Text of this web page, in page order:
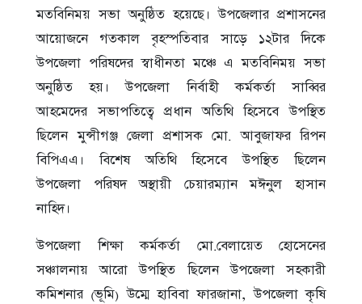
মতবিনিময় সভা অনুষ্ঠিত হয়েছে। উপজেলার প্রশাসনের
আয়োজনে গতকাল বৃহস্পতিবার সাড়ে ১২টার দিকে
উপজেলা পরিষদের স্বাধীনতা মঞ্চে এ মতবিনিময় সভা
অনুষ্ঠিত হয়। উপজেলা নির্বাহী কর্মকর্তা সাব্বির
আহমেদের সভাপতিত্বে প্রধান অতিথি হিসেবে উপস্থিত
ছিলেন মুন্সীগঞ্জ জেলা প্রশাসক মো. আবুজাফর রিপন
বিপিএএ। বিশেষ অতিথি হিসেবে উপস্থিত ছিলেন
উপজেলা পরিষদ অস্থায়ী চেয়ারম্যান মঈনুল হাসান
নাহিদ।
উপজেলা শিক্ষা কর্মকর্তা মো.বেলায়েত হোসেনের
সঞ্চালনায় আরো উপস্থিত ছিলেন উপজেলা সহকারী
কমিশনার (ভূমি) উম্মে হাবিবা ফারজানা, উপজেলা কৃষি